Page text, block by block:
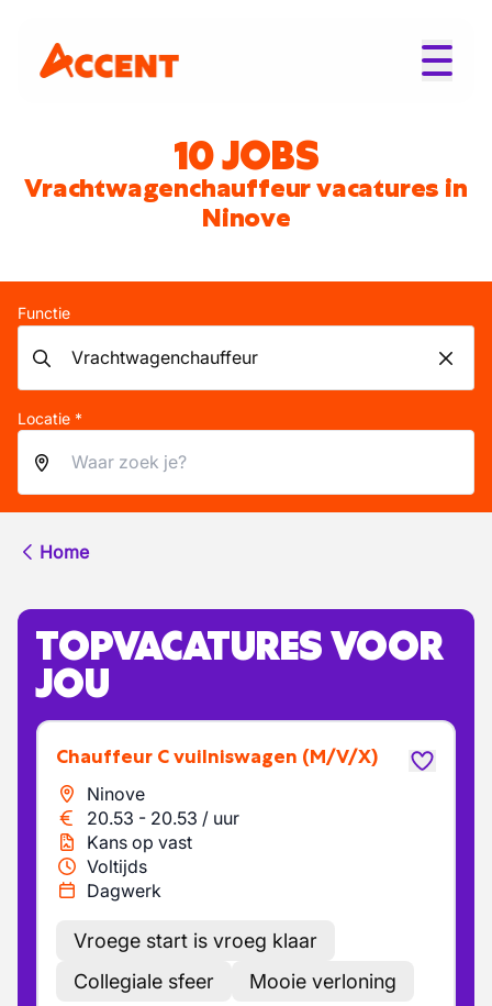
10 JOBS
Vrachtwagenchauffeur vacatures in
Ninove
Functie
Locatie *
Home
TOPVACATURES VOOR
JOU
Chauffeur C vuilniswagen (M/V/X)
Ninove
20.53 - 20.53 / uur
Kans op vast
Voltijds
Dagwerk
Vroege start is vroeg klaar
Collegiale sfeer
Mooie verloning